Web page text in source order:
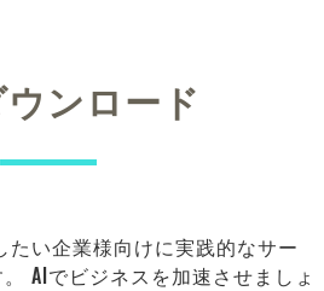
ンロード
たい企業様向けに実践的なサー
AIでビジネスを加速させましょ